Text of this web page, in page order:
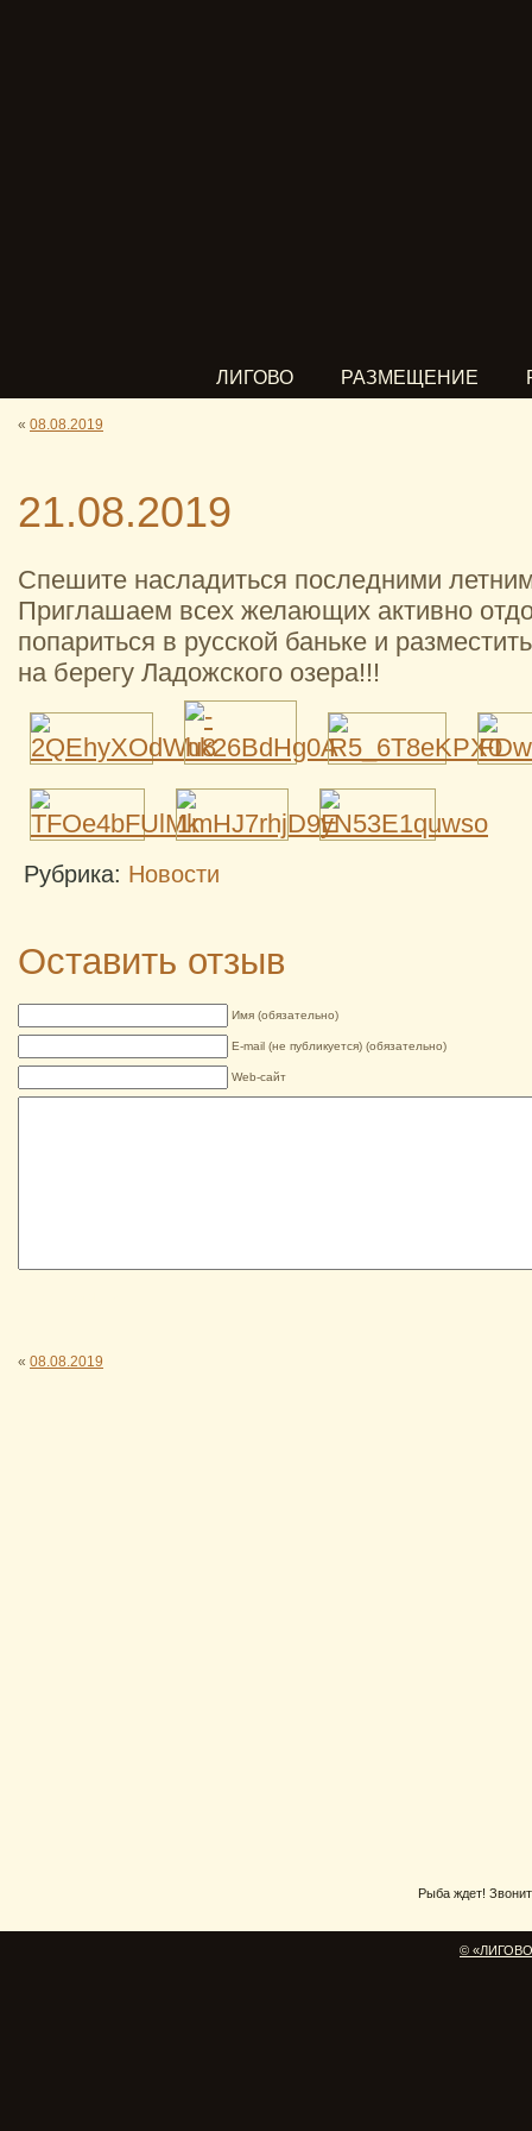
ЛИГОВО РАЗМЕЩЕНИЕ
« 08.08.2019
21.08.2019
Спешите насладиться последними
Приглашаем всех желающих активно
попариться в русской баньке и
на берегу Ладожского озера!!!
Рубрика: Новости
Оставить отзыв
Имя (обязательно)
E-mail (не публикуется) (обязательно)
Web-сайт
« 08.08.2019
Рыба ждет!
©